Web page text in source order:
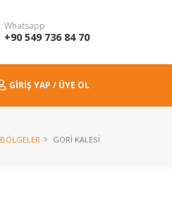
Whatsapp
+90 549 736 84 70
GIRIŞ YAP / ÜYE OL
BÖLGELER GORI KALESI